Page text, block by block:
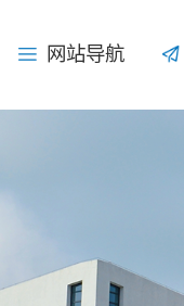
网站导航
网站导航